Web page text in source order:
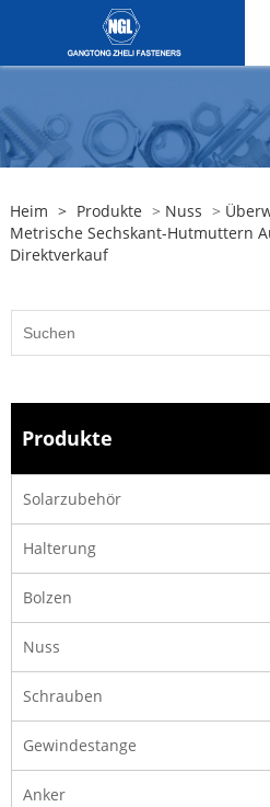
Heim > Produkte > Nuss >
Metrische Sechskant-Hutmuttern
Direktverkauf
Produkte
Solarzubehör
Halterung
Bolzen
Nuss
Schrauben
Gewindestange
Anker